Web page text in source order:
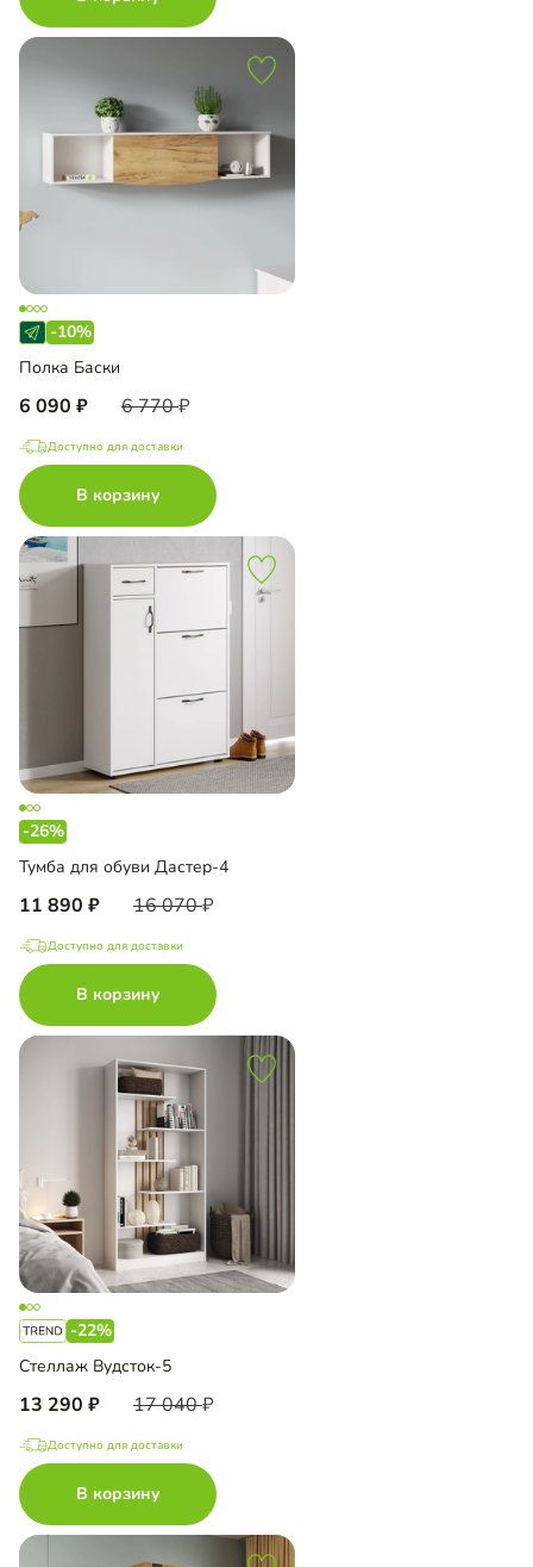
-10%
Полка Баски
6 090 6 770
Доступно для доставки
В корзину
-26%
Тумба для обуви Дастер-4
11 890 16 070
Доступно для доставки
В корзину
-22%
Стеллаж Вудсток-5
13 290 17 040
Доступно для доставки
В корзину